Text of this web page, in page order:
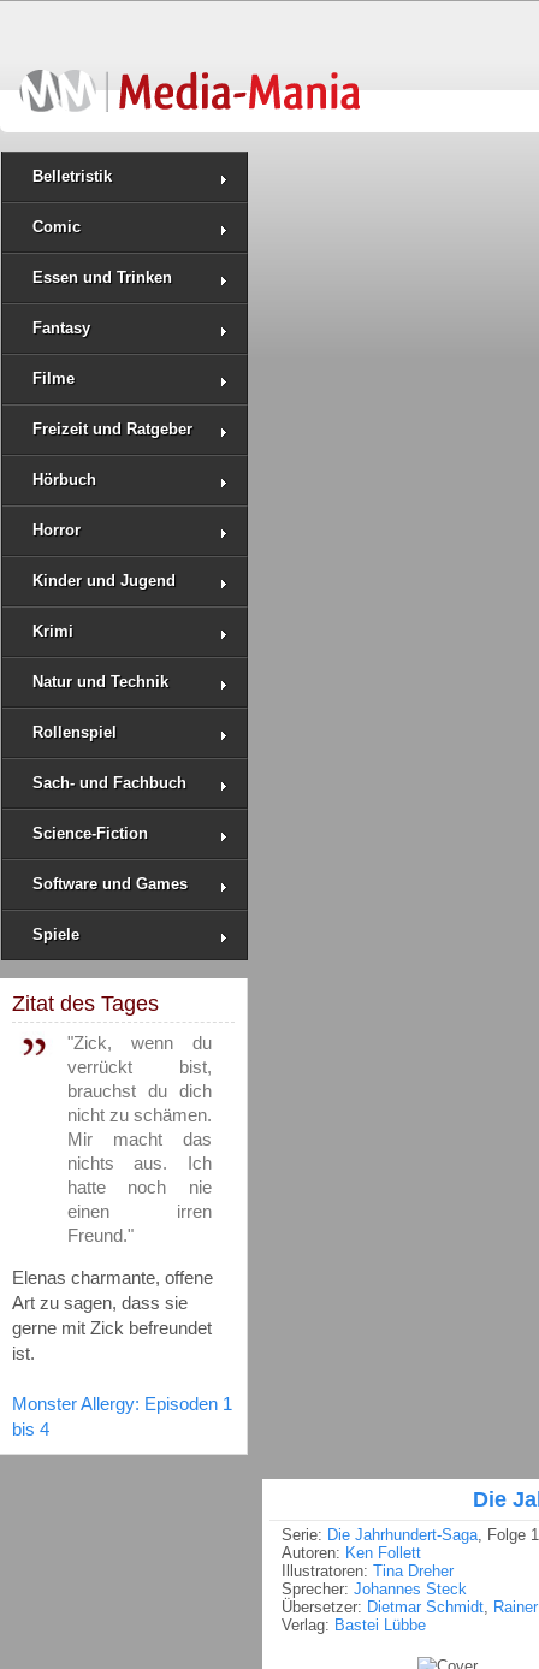
Belletristik
Comic
Essen und Trinken
Fantasy
Filme
Freizeit und Ratgeber
Hörbuch
Horror
Kinder und Jugend
Krimi
Natur und Technik
Rollenspiel
Sach- und Fachbuch
Science-Fiction
Software und Games
Spiele
Zitat des Tages
"Zick, wenn du
verrückt bist,
brauchst du dich
nicht zu schämen.
Mir macht das
nichts aus. Ich
hatte noch nie
einen irren
Freund."
Elenas charmante, offene
Art zu sagen, dass sie
gerne mit Zick befreundet
ist.
Monster Allergy: Episoden 1
bis 4
Die
Serie: Die Jahrhundert-Saga, Folge 1
Autoren: Ken Follett
Illustratoren: Tina Dreher
Sprecher: Johannes Steck
Übersetzer: Dietmar Schmidt,
Verlag: Bastei Lübbe